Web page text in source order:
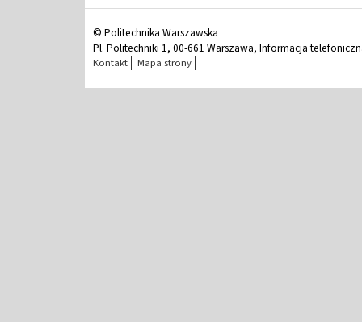
© Politechnika Warszawska
Pl. Politechniki 1, 00-661 Warszawa, Informacja
Kontakt Mapa strony